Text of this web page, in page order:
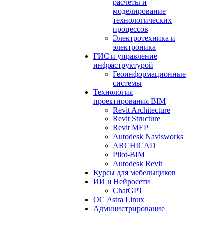
расчеты и
моделирование
технологических
процессов
Электротехника и
электроника
ГИС и управление
инфраструктурой
Геоинформационные
системы
Технология
проектирования BIM
Revit Architecture
Revit Structure
Revit MEP
Autodesk Navisworks
ARCHICAD
Pilot-BIM
Autodesk Revit
Курсы для мебельщиков
ИИ и Нейросети
ChatGPT
ОС Astra Linux
Администрирование